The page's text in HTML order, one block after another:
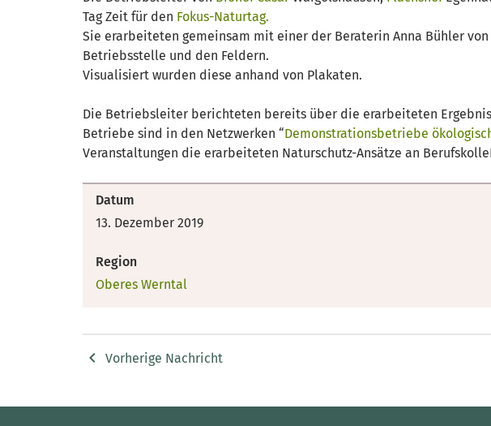
Tag Zeit für den Fokus-Naturtag.
Sie erarbeiteten gemeinsam mit einer der Beraterin Anna Bühler
Betriebsstelle und den Feldern.
Visualisiert wurden diese anhand von Plakaten.
Die Betriebsleiter berichteten bereits über die erarbeiteten
Betriebe sind in den Netzwerken “Demonstrationsbetriebe
Veranstaltungen die erarbeiteten Naturschutz-Ansätze an
Datum
13. Dezember 2019
Region
Oberes Werntal
Vorherige Nachricht